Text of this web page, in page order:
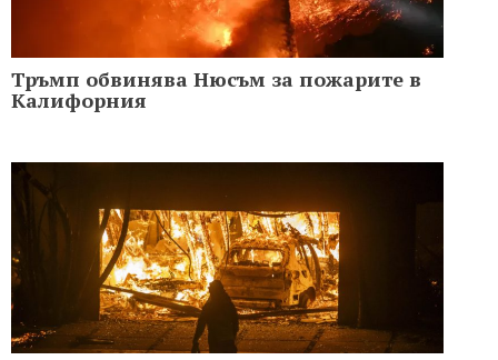
Тръмп обвинява Нюсъм за пожарите в
Калифорния